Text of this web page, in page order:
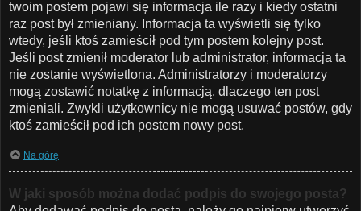
twoim postem pojawi się informacja ile razy i kiedy ostatni
raz post był zmieniany. Informacja ta wyświetli się tylko
wtedy, jeśli ktoś zamieścił pod tym postem kolejny post.
Jeśli post zmienił moderator lub administrator, informacja ta
nie zostanie wyświetlona. Administratorzy i moderatorzy
mogą zostawić notatkę z informacją, dlaczego ten post
zmieniali. Zwykli użytkownicy nie mogą usuwać postów, gdy
ktoś zamieścił pod ich postem nowy post.
Na górę
W jaki sposób można dodać podpis do swojego posta?